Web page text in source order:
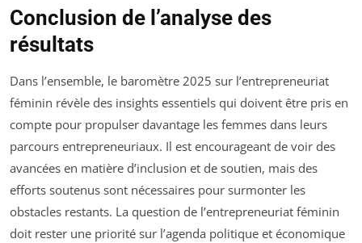
Conclusion de l’analyse des
résultats
Dans l’ensemble, le baromètre 2025 sur l’entrepreneuriat
féminin révèle des insights essentiels qui doivent être pris en
compte pour propulser davantage les femmes dans leurs
parcours entrepreneuriaux. Il est encourageant de voir des
avancées en matière d’inclusion et de soutien, mais des
efforts soutenus sont nécessaires pour surmonter les
obstacles restants. La question de l’entrepreneuriat féminin
doit rester une priorité sur l’agenda politique et économique